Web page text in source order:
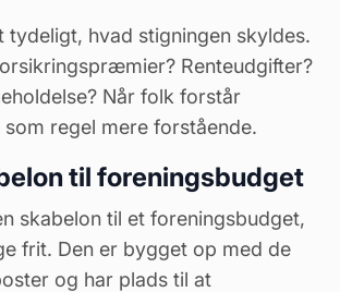
tydeligt, hvad stigningen skyldes.
Renteudgifter?
Når folk forstår
regel mere forstående.
til foreningsbudget
skabelon til et foreningsbudget,
frit. Den er bygget op med de
og har plads til at